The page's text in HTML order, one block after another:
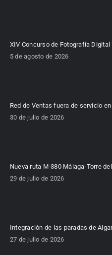
XIV Concurso de Fotografía
5 de agosto de 2026
Red de Ventas fuera de servicio
30 de julio de 2026
Nueva ruta M-380 Málaga-Torre
29 de julio de 2026
Integración de las paradas de
27 de julio de 2026